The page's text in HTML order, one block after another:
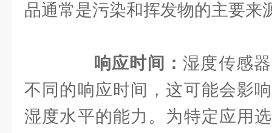
品通常是污染和挥发物的主要来
响应时间：湿度传感
不同的响应时间，这可能会影
湿度水平的能力。为特定应用